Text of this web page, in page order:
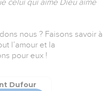
celui qui aime Dieu aime
nous ? Faisons savoir à
l’amour et la
pour eux !
Dufour